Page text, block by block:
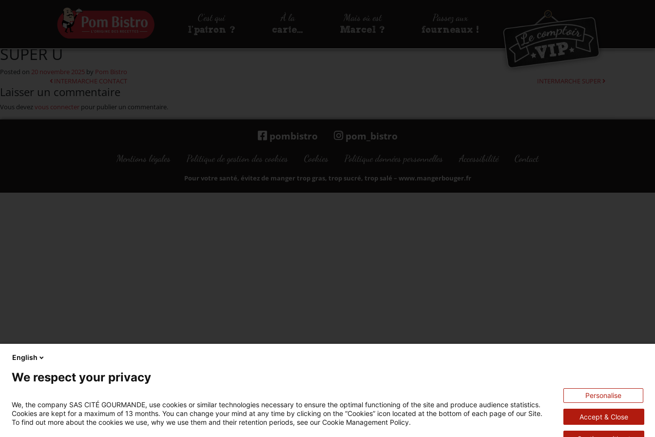
C’est qui
l’patron ?
À la
carte…
Mais où est
Marcel ?
Passez aux
fourneaux !
SUPER U
Posted on 20 novembre 2025 by Pom Bistro
Navigation
INTERMARCHE CONTACT INTERMARCHE SUPER
Laisser un commentaire
Vous devez vous connecter pour publier un commentaire.
pombistro pom_bistro
Mentions légales Politique de gestion des cookies Cookies Politique données personnelles Accessibilité Contact
Pour votre santé, évitez de manger trop gras, trop sucré, trop salé – www.mangerbouger.fr
English
We respect your privacy
We, the company SAS CITÉ GOURMANDE, use cookies or similar technologies necessary to ensure the optimal functioning of the site and produce audience statistics.
Cookies are kept for a maximum of 13 months. You can change your mind at any time by clicking on the “Cookies” icon located at the bottom of each page of our Site.
To find out more about the cookies we use, why we use them and their retention periods, see our Cookie Management Policy.
Personalise
Accept & Close